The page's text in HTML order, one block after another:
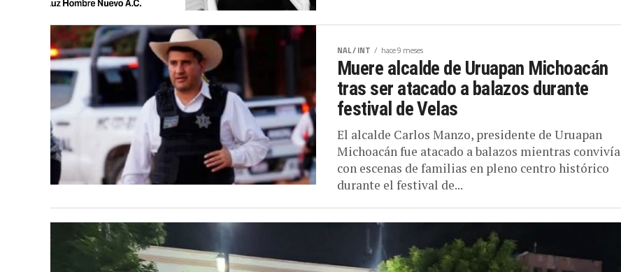
NAL / INT hace 9 meses
Muere alcalde de Uruapan Michoacán
tras ser atacado a balazos durante
festival de Velas
El alcalde Carlos Manzo, presidente de Uruapan
Michoacán fue atacado a balazos mientras convivía
con escenas de familias en pleno centro histórico
durante el festival de...